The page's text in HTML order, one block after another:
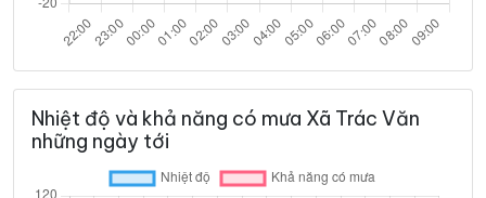
Nhiệt độ và khả năng có mưa Xã Trác Văn
những ngày tới